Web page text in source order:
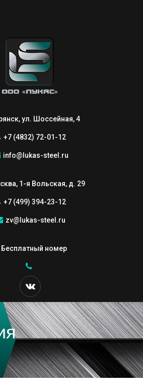
ул. Шоссейная, 4
+7 (4832) 72-01-12
info@lukas-steel.ru
1-я Вольская, д. 29
+7 (499) 394-23-12
zv@lukas-steel.ru
Бесплатный номер